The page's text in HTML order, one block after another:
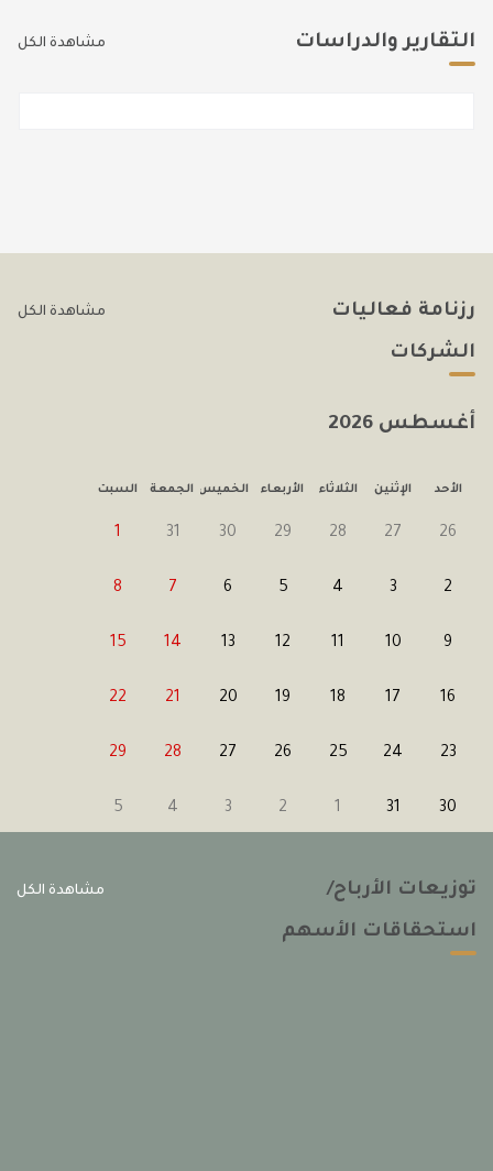
التقارير والدراسات مشاهدة الكل
رزنامة فعاليات
الشركات
مشاهدة الكل
أغسطس 2026
الأحد الإثنين الثلاثاء الأربعاء الخميس الجمعة السبت
26
27
28
29
30
31
1
2
3
4
5
6
7
8
9
10
11
12
13
14
15
16
17
18
19
20
21
22
23
24
25
26
27
28
29
30
31
1
2
3
4
5
توزيعات الأرباح/
استحقاقات الأسهم
مشاهدة الكل